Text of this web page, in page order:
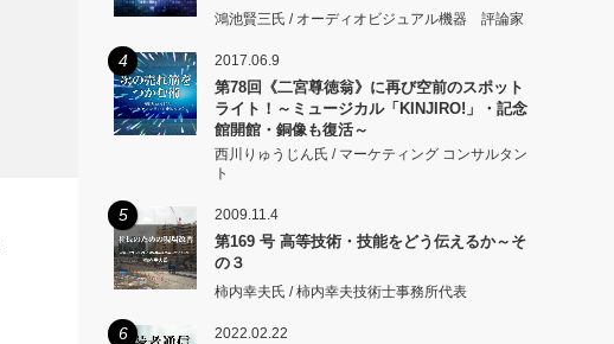
鴻池賢三氏 / オーディオビジュアル機器 評論家
4 2017.06.9
第78回《二宮尊徳翁》に再び空前のスポット
ライト！～ミュージカル「KINJIRO!」・記念
館開館・銅像も復活～
西川りゅうじん氏 / マーケティング コンサルタン
ト
5 2009.11.4
第169 号 高等技術・技能をどう伝えるか～そ
の３
柿内幸夫氏 / 柿内幸夫技術士事務所代表
6 2022.02.22